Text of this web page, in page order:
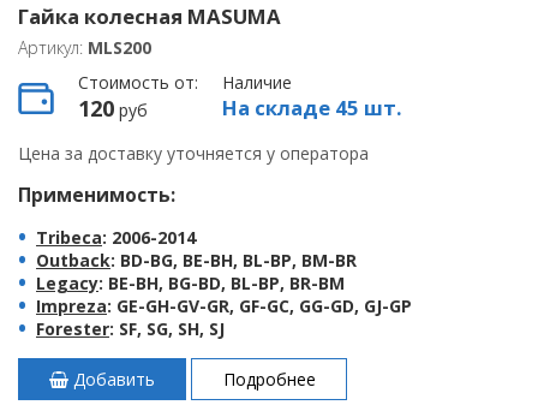
Гайка колесная MASUMA
Артикул: MLS200
Стоимость от:
120 руб
Наличие
На складе 45 шт.
Цена за доставку уточняется у оператора
Применимость:
Tribeca: 2006-2014
Outback: BD-BG, BE-BH, BL-BP, BM-BR
Legacy: BE-BH, BG-BD, BL-BP, BR-BM
Impreza: GE-GH-GV-GR, GF-GC, GG-GD, GJ-GP
Forester: SF, SG, SH, SJ
Добавить Подробнее